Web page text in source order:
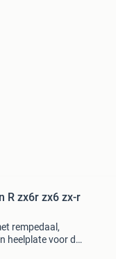
R zx6r zx6 zx-r
rempedaal,
heelplate voor de